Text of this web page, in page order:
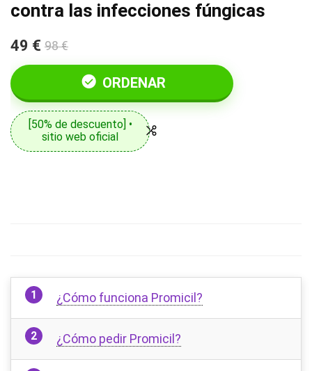
contra las infecciones fúngicas
49 € 98 €
ORDENAR
[50% de descuento] •
sitio web oficial
¿Cómo funciona Promicil?
¿Cómo pedir Promicil?